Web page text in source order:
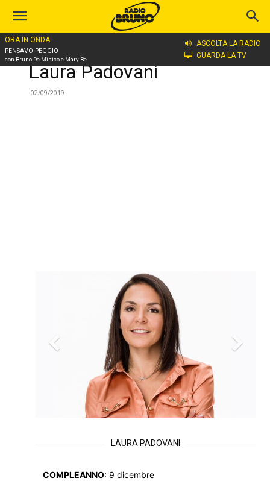
ORA IN ONDA
PENSAVO PEGGIO
con Bruno De Minico e Mary Be
ASCOLTA LA RADIO
GUARDA LA TV
Home
Laura Padovani
02/09/2019
LAURA PADOVANI
COMPLEANNO: 9 dicembre